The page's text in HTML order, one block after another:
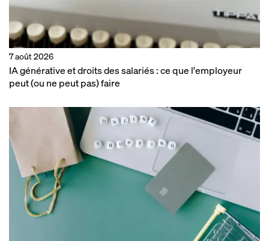
7 août 2026
IA générative et droits des salariés : ce que l'employeur
peut (ou ne peut pas) faire